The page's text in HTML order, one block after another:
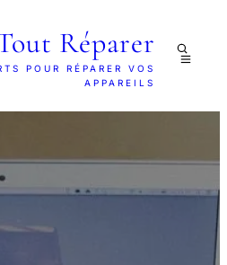
Réparer
POUR RÉPARER VOS
APPAREILS